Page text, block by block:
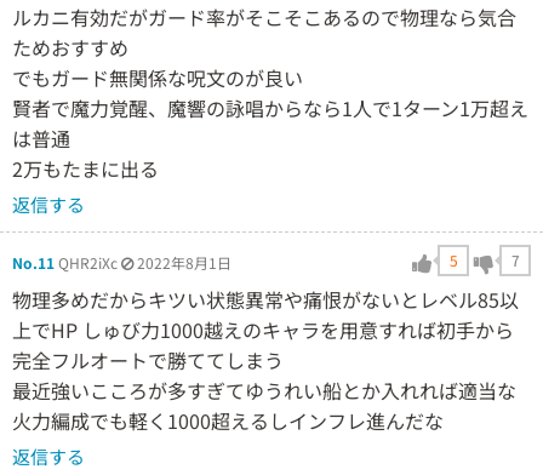
ルカニ有効だがガード率がそこそこあるので物理なら気合
ためおすすめ
でもガード無関係な呪文のが良い
賢者で魔力覚醒、魔響の詠唱からなら1人で1ターン1万超え
は普通
2万もたまに出る
返信する
No.11QHR2iXc 2022年8月1日 5 7
物理多めだからキツい状態異常や痛恨がないとレベル85以
上でHP しゅび力1000越えのキャラを用意すれば初手から
完全フルオートで勝ててしまう
最近強いこころが多すぎてゆうれい船とか入れれば適当な
火力編成でも軽く1000超えるしインフレ進んだな
返信する